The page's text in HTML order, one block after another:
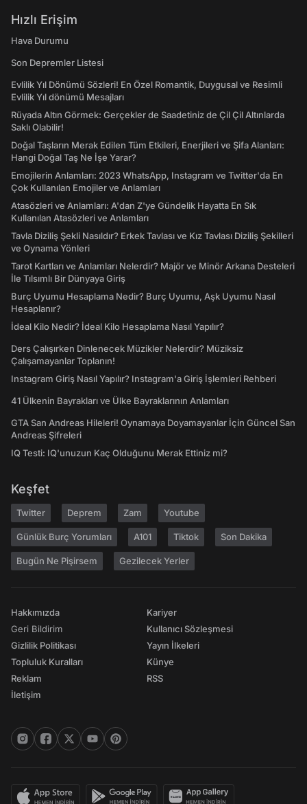
Hızlı Erişim
Hava Durumu
Son Depremler Listesi
Evlilik Yıl Dönümü Sözleri! En Özel Romantik, Duygusal ve Resimli
Evlilik Yıl dönümü Mesajları
Rüyada Altın Görmek: Gerçekler de Saadetiniz de Çil Çil Altınlarda
Saklı Olabilir!
Doğal Taşların Merak Edilen Tüm Etkileri, Enerjileri ve Şifa Alanları:
Hangi Doğal Taş Ne İşe Yarar?
Emojilerin Anlamları: 2023 WhatsApp, Instagram ve Twitter'da En
Çok Kullanılan Emojiler ve Anlamları
Atasözleri ve Anlamları: A'dan Z'ye Gündelik Hayatta En Sık
Kullanılan Atasözleri ve Anlamları
Tavla Diziliş Şekli Nasıldır? Erkek Tavlası ve Kız Tavlası Diziliş Şekilleri
ve Oynama Yönleri
Tarot Kartları ve Anlamları Nelerdir? Majör ve Minör Arkana Desteleri
İle Tılsımlı Bir Dünyaya Giriş
Burç Uyumu Hesaplama Nedir? Burç Uyumu, Aşk Uyumu Nasıl
Hesaplanır?
İdeal Kilo Nedir? İdeal Kilo Hesaplama Nasıl Yapılır?
Ders Çalışırken Dinlenecek Müzikler Nelerdir? Müziksiz
Çalışamayanlar Toplanın!
Instagram Giriş Nasıl Yapılır? Instagram'a Giriş İşlemleri Rehberi
41 Ülkenin Bayrakları ve Ülke Bayraklarının Anlamları
GTA San Andreas Hileleri! Oynamaya Doyamayanlar İçin Güncel San
Andreas Şifreleri
IQ Testi: IQ'unuzun Kaç Olduğunu Merak Ettiniz mi?
Keşfet
Twitter Deprem Zam Youtube
Günlük Burç Yorumları A101 Tiktok Son Dakika
Bugün Ne Pişirsem Gezilecek Yerler
Hakkımızda
Geri Bildirim
Gizlilik Politikası
Topluluk Kuralları
Reklam
İletişim
Kariyer
Kullanıcı Sözleşmesi
Yayın İlkeleri
Künye
RSS